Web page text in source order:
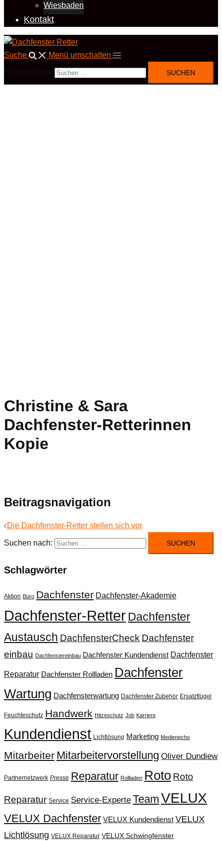
Wiesbaden
Kontakt
Suche Menü umschalten
Christine & Sara
Dachfenster-Retterinnen
Kopie
Beitragsnavigation
Die Dachfenster-Retter stellen sich vor
Suchen nach:
Schlagwörter
Aktion Büro Dachfenster Dachfenster-Akademie
Dachfenster-RetterDachfenster
Austausch DachfensterCheck Dachfenster
einbau Dachfenstereinbau Dachfenster Kundendienst Dachfenster
Reparatur Dachfenster Rollladen Dachfenster
Wartung Dachfensterwartung Dachfenster Zubehör Ersatzflügel
Feuchteschutz Handwerk Hitzeschutz Job Karriere
Kundendienst Lichtlösung Marketing Medienecho
Mitarbeiter Mitarbeitervorstellung Oliver Dundiew
Partnernetzwerk Presse Reparatur Rollladen Roto Roto
Reparatur Service Service-Experte Team VELUX
VELUX Dachfenster VELUX Kundendienst VELUX
Lichtlösung VELUX Reparatur VELUX Schwingfenster